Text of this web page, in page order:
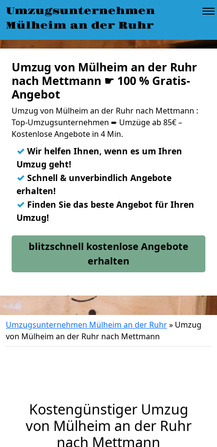
Umzugsunternehmen
Mülheim an der Ruhr
Umzug von Mülheim an der Ruhr
nach Mettmann ☛ 100 % Gratis-
Angebot
Umzug von Mülheim an der Ruhr nach Mettmann :
Top-Umzugsunternehmen ➨ Umzüge ab 85€ –
Kostenlose Angebote in 4 Min.
✓ Wir helfen Ihnen, wenn es um Ihren
Umzug geht!
✓ Schnell & unverbindlich Angebote
erhalten!
✓ Finden Sie das beste Angebot für Ihren
Umzug!
blitzschnell kostenlose Angebote
erhalten
Umzugsunternehmen Mülheim an der Ruhr» Umzug
von Mülheim an der Ruhr nach Mettmann
Kostengünstiger Umzug
von Mülheim an der Ruhr
nach Mettmann